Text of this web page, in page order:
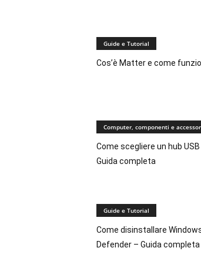
Guide e Tutorial
Cos’è Matter e come
Computer, componenti e
Come scegliere un hub USB
Guida completa
Guide e Tutorial
Come disinstallare
Defender – Guida completa